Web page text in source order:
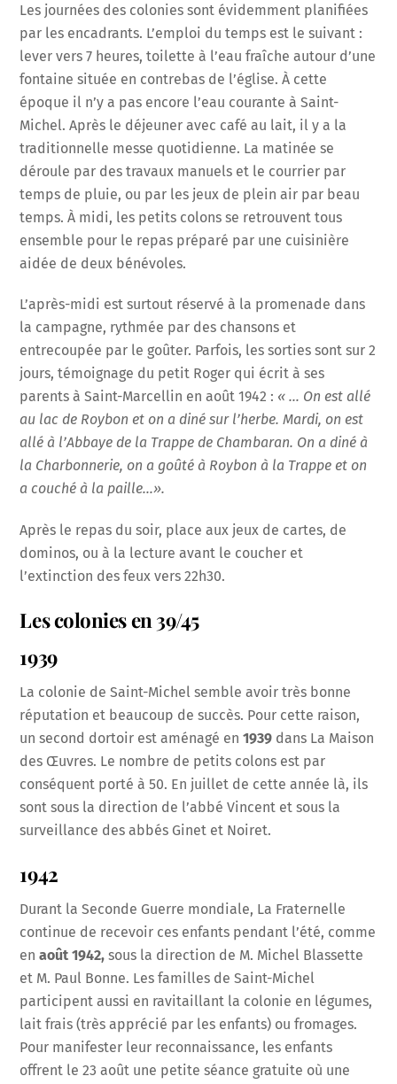
Les journées des colonies sont évidemment planifiées
par les encadrants. L’emploi du temps est le suivant :
lever vers 7 heures, toilette à l’eau fraîche autour d’une
fontaine située en contrebas de l’église. À cette
époque il n’y a pas encore l’eau courante à Saint-
Michel. Après le déjeuner avec café au lait, il y a la
traditionnelle messe quotidienne. La matinée se
déroule par des travaux manuels et le courrier par
temps de pluie, ou par les jeux de plein air par beau
temps. À midi, les petits colons se retrouvent tous
ensemble pour le repas préparé par une cuisinière
aidée de deux bénévoles.
L’après-midi est surtout réservé à la promenade dans
la campagne, rythmée par des chansons et
entrecoupée par le goûter. Parfois, les sorties sont sur 2
jours, témoignage du petit Roger qui écrit à ses
parents à Saint-Marcellin en août 1942 : « … On est allé
au lac de Roybon et on a diné sur l’herbe. Mardi, on est
allé à l’Abbaye de la Trappe de Chambaran. On a diné à
la Charbonnerie, on a goûté à Roybon à la Trappe et on
a couché à la paille…».
Après le repas du soir, place aux jeux de cartes, de
dominos, ou à la lecture avant le coucher et
l’extinction des feux vers 22h30.
Les colonies en 39/45
1939
La colonie de Saint-Michel semble avoir très bonne
réputation et beaucoup de succès. Pour cette raison,
un second dortoir est aménagé en1939 dans La Maison
des Œuvres. Le nombre de petits colons est par
conséquent porté à 50. En juillet de cette année là, ils
sont sous la direction de l’abbé Vincent et sous la
surveillance des abbés Ginet et Noiret.
1942
Durant la Seconde Guerre mondiale, La Fraternelle
continue de recevoir ces enfants pendant l’été, comme
enaoût 1942, sous la direction de M. Michel Blassette
et M. Paul Bonne. Les familles de Saint-Michel
participent aussi en ravitaillant la colonie en légumes,
lait frais (très apprécié par les enfants) ou fromages.
Pour manifester leur reconnaissance, les enfants
offrent le 23 août une petite séance gratuite où une